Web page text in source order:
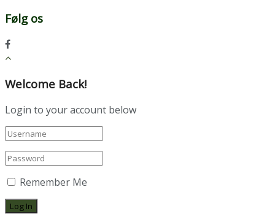
Følg os
Welcome Back!
Login to your account below
Remember Me